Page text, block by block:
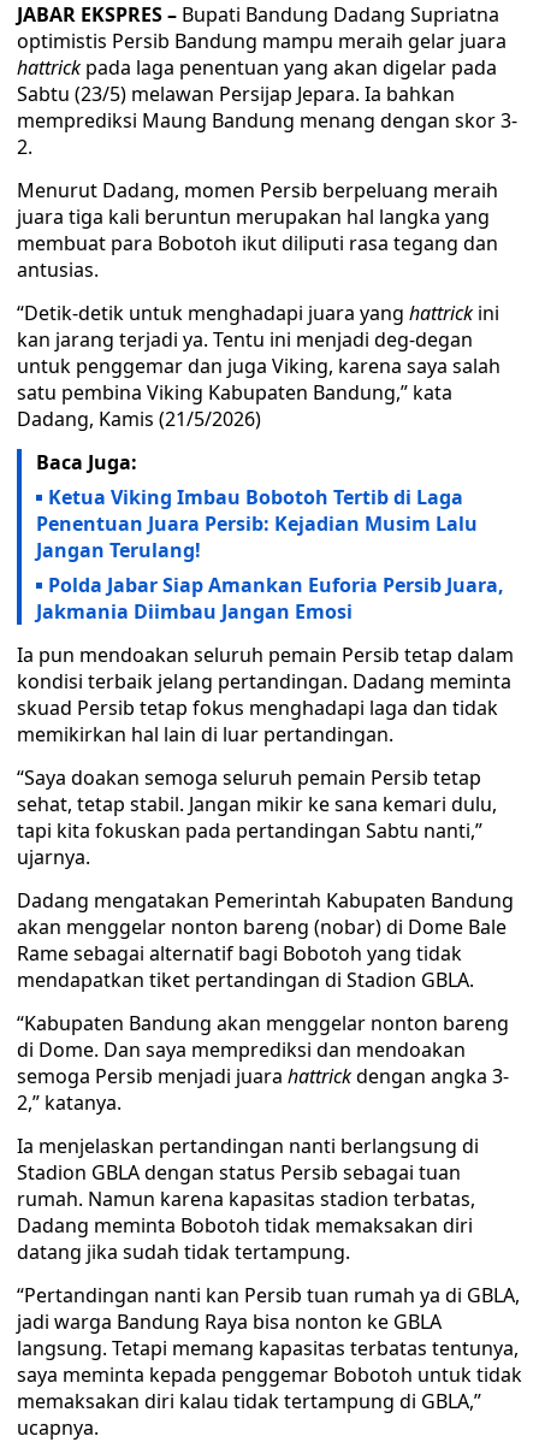
JABAR EKSPRES – Bupati Bandung Dadang Supriatna
optimistis Persib Bandung mampu meraih gelar juara
hattrick pada laga penentuan yang akan digelar pada
Sabtu (23/5) melawan Persijap Jepara. Ia bahkan
memprediksi Maung Bandung menang dengan skor 3-
2.
Menurut Dadang, momen Persib berpeluang meraih
juara tiga kali beruntun merupakan hal langka yang
membuat para Bobotoh ikut diliputi rasa tegang dan
antusias.
“Detik-detik untuk menghadapi juara yang hattrick ini
kan jarang terjadi ya. Tentu ini menjadi deg-degan
untuk penggemar dan juga Viking, karena saya salah
satu pembina Viking Kabupaten Bandung,” kata
Dadang, Kamis (21/5/2026)
Baca Juga:
Ketua Viking Imbau Bobotoh Tertib di Laga
Penentuan Juara Persib: Kejadian Musim Lalu
Jangan Terulang!
Polda Jabar Siap Amankan Euforia Persib Juara,
Jakmania Diimbau Jangan Emosi
Ia pun mendoakan seluruh pemain Persib tetap dalam
kondisi terbaik jelang pertandingan. Dadang meminta
skuad Persib tetap fokus menghadapi laga dan tidak
memikirkan hal lain di luar pertandingan.
“Saya doakan semoga seluruh pemain Persib tetap
sehat, tetap stabil. Jangan mikir ke sana kemari dulu,
tapi kita fokuskan pada pertandingan Sabtu nanti,”
ujarnya.
Dadang mengatakan Pemerintah Kabupaten Bandung
akan menggelar nonton bareng (nobar) di Dome Bale
Rame sebagai alternatif bagi Bobotoh yang tidak
mendapatkan tiket pertandingan di Stadion GBLA.
“Kabupaten Bandung akan menggelar nonton bareng
di Dome. Dan saya memprediksi dan mendoakan
semoga Persib menjadi juara hattrickdengan angka 3-
2,” katanya.
Ia menjelaskan pertandingan nanti berlangsung di
Stadion GBLA dengan status Persib sebagai tuan
rumah. Namun karena kapasitas stadion terbatas,
Dadang meminta Bobotoh tidak memaksakan diri
datang jika sudah tidak tertampung.
“Pertandingan nanti kan Persib tuan rumah ya di GBLA,
jadi warga Bandung Raya bisa nonton ke GBLA
langsung. Tetapi memang kapasitas terbatas tentunya,
saya meminta kepada penggemar Bobotoh untuk tidak
memaksakan diri kalau tidak tertampung di GBLA,”
ucapnya.